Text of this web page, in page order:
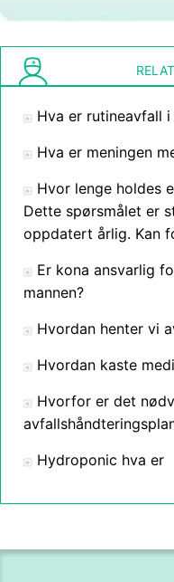
Hva er rutineavfall
Hva er meningen
Hvor lenge holdes
Dette spørsmålet er
oppdatert årlig. Kan
Er kona ansvarlig
mannen?
Hvordan henter vi
Hvordan kaste
Hvorfor er det
Hydroponic hva er